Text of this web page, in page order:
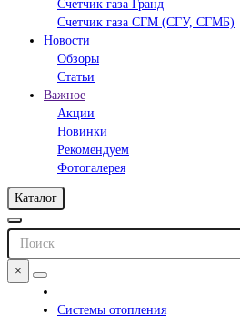
Счетчик газа Гранд
Счетчик газа СГМ (СГУ, СГМБ)
Новости
Обзоры
Статьи
Важное
Акции
Новинки
Рекомендуем
Фотогалерея
Каталог
×
Системы отопления